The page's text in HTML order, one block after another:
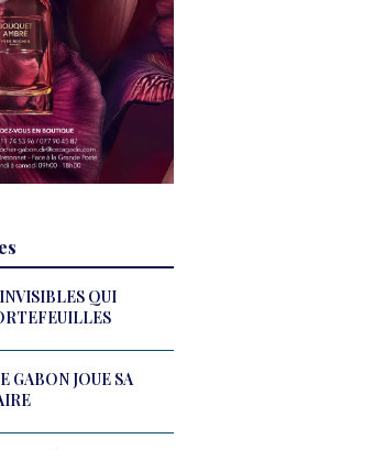
QUI
GABON JOUE SA